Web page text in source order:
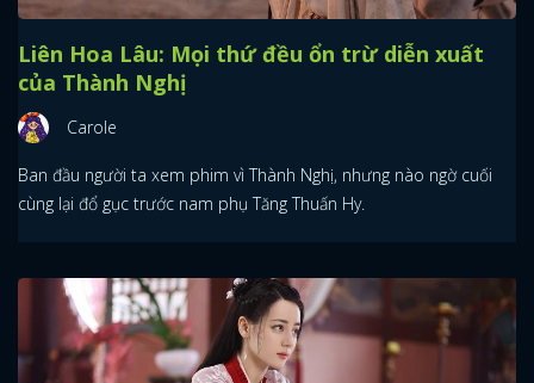
Liên Hoa Lâu: Mọi thứ đều ổn trừ diễn xuất
của Thành Nghị
Carole
Ban đầu người ta xem phim vì Thành Nghị, nhưng nào ngờ cuối
cùng lại đổ gục trước nam phụ Tăng Thuấn Hy.